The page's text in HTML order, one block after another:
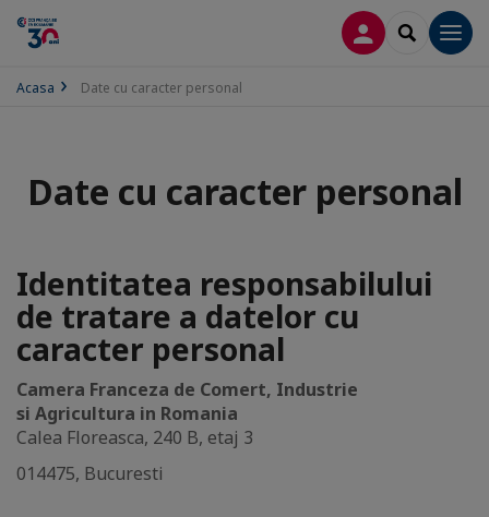
CONECTARE
SEARCH
Acasa Date cu caracter personal
Date cu caracter personal
Identitatea responsabilului
de tratare a datelor cu
caracter personal
Camera Franceza de Comert, Industrie
si Agricultura in Romania
Calea Floreasca, 240 B, etaj 3
014475, Bucuresti